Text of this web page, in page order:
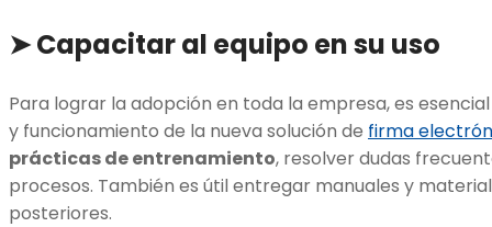
➤ Capacitar al equipo en su uso
Para lograr la adopción en toda la empresa, es
y funcionamiento de la nueva solución de firma
prácticas de entrenamiento, resolver dudas
procesos. También es útil entregar manuales y
posteriores.